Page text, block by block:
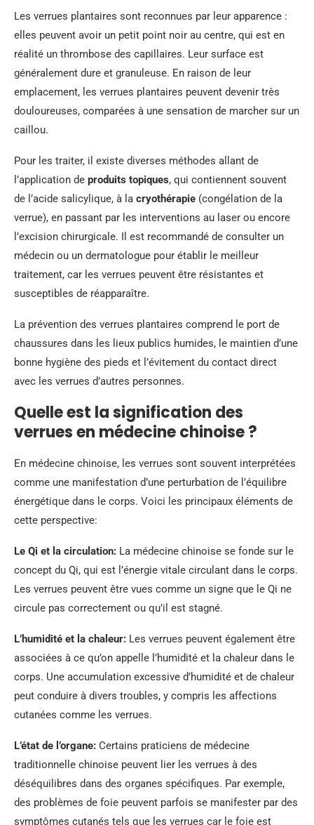
Les verrues plantaires sont reconnues par leur apparence :
elles peuvent avoir un petit point noir au centre, qui est en
réalité un thrombose des capillaires. Leur surface est
généralement dure et granuleuse. En raison de leur
emplacement, les verrues plantaires peuvent devenir très
douloureuses, comparées à une sensation de marcher sur un
caillou.
Pour les traiter, il existe diverses méthodes allant de
l’application de produits topiques, qui contiennent souvent
de l’acide salicylique, à la cryothérapie (congélation de la
verrue), en passant par les interventions au laser ou encore
l’excision chirurgicale. Il est recommandé de consulter un
médecin ou un dermatologue pour établir le meilleur
traitement, car les verrues peuvent être résistantes et
susceptibles de réapparaître.
La prévention des verrues plantaires comprend le port de
chaussures dans les lieux publics humides, le maintien d’une
bonne hygiène des pieds et l’évitement du contact direct
avec les verrues d’autres personnes.
Quelle est la signification des
verrues en médecine chinoise ?
En médecine chinoise, les verrues sont souvent interprétées
comme une manifestation d’une perturbation de l’équilibre
énergétique dans le corps. Voici les principaux éléments de
cette perspective:
Le Qi et la circulation: La médecine chinoise se fonde sur le
concept du Qi, qui est l’énergie vitale circulant dans le corps.
Les verrues peuvent être vues comme un signe que le Qi ne
circule pas correctement ou qu’il est stagné.
L’humidité et la chaleur: Les verrues peuvent également être
associées à ce qu’on appelle l’humidité et la chaleur dans le
corps. Une accumulation excessive d’humidité et de chaleur
peut conduire à divers troubles, y compris les affections
cutanées comme les verrues.
L’état de l’organe: Certains praticiens de médecine
traditionnelle chinoise peuvent lier les verrues à des
déséquilibres dans des organes spécifiques. Par exemple,
des problèmes de foie peuvent parfois se manifester par des
symptômes cutanés tels que les verrues car le foie est